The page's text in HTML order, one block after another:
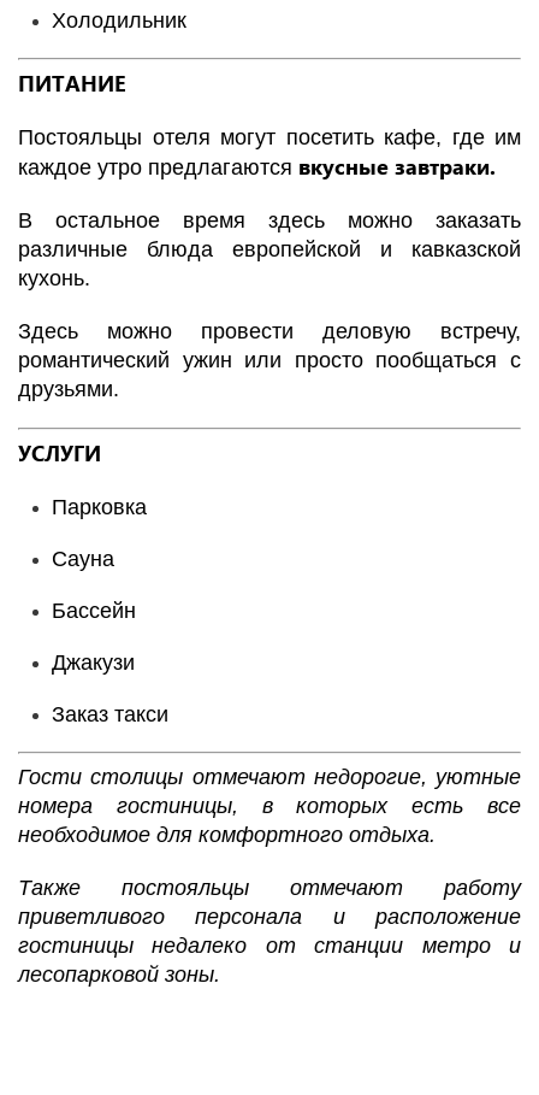
Холодильник
ПИТАНИЕ
Постояльцы отеля могут посетить кафе, где им
каждое утро предлагаются вкусные завтраки.
В остальное время здесь можно заказать
различные блюда европейской и кавказской
кухонь.
Здесь можно провести деловую встречу,
романтический ужин или просто пообщаться с
друзьями.
УСЛУГИ
Парковка
Сауна
Бассейн
Джакузи
Заказ такси
Гости столицы отмечают недорогие, уютные
номера гостиницы, в которых есть все
необходимое для комфортного отдыха.
Также постояльцы отмечают работу
приветливого персонала и расположение
гостиницы недалеко от станции метро и
лесопарковой зоны.